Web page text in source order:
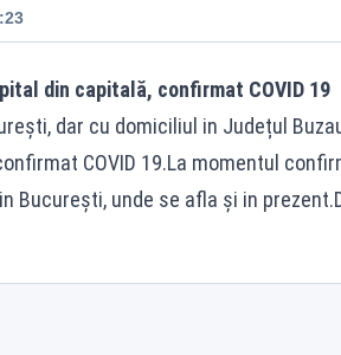
din capitală, confirmat COVID 19
dar cu domiciliul in Județul
COVID 19.La momentul
București, unde se afla și in